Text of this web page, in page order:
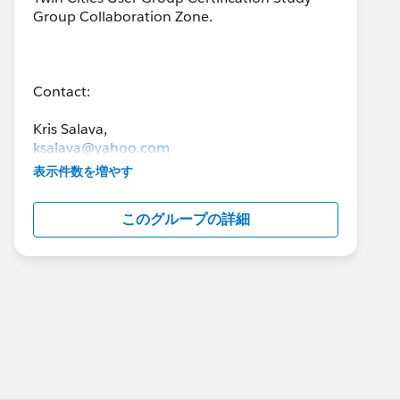
Group Collaboration Zone.
Contact:
ksalava@yahoo.com
lexibrunt@gmail.com
The goal of this group is to help you connect
with others in collaborative groups to study
表示件数を増やす
このグループの詳細